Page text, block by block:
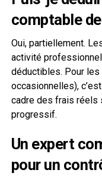
comptable
Oui, partiellement.
activité
déductibles. Pour
occasionnelles),
cadre des frais réels
progressif.
Un expert
pour un